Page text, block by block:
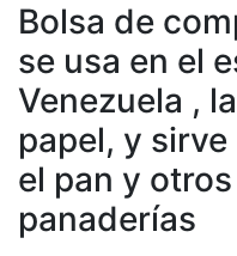
Bolsa de
se usa en el
Venezuela ,
papel, y
el pan y
panaderías